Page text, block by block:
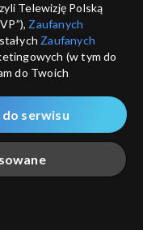
of Poland
Mavambu – „I'm Like a
Voice of Poland”,
w ciemno, 14
2024
Pycek – „Złamane
Telewizję Polską
Zaufanych
Zaufanych
(w tym do
do Twoich
na udostępnianie
przez
zwanych dalej
za pomocą
serwisu